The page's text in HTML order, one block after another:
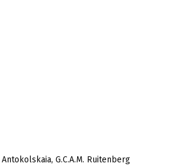
Antokolskaia G.C.A.M. Ruitenberg